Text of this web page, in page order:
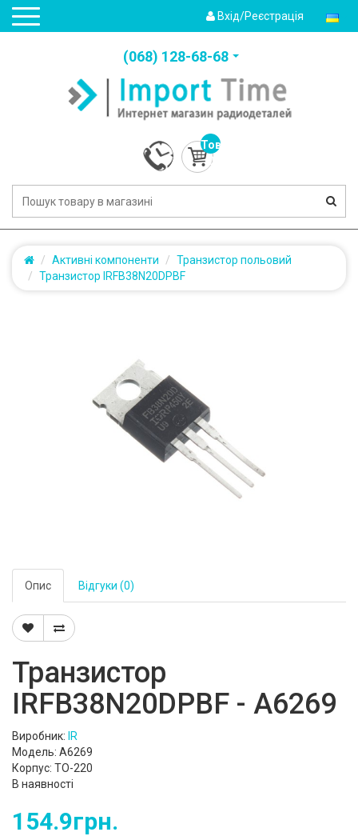
Вхід/Реєстрація
(‎068) 128-68-68
Товарів:
0
(0.0грн.)
Активні компоненти
Транзистор польовий
Транзистор IRFB38N20DPBF
Опис Відгуки (0)
Транзистор
IRFB38N20DPBF - A6269
Виробник: IR
Модель: A6269
Корпус: TO-220
В наявності
154.9грн.